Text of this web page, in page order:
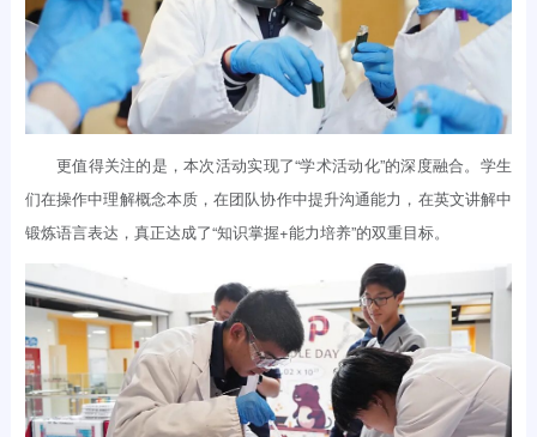
更值得关注的是，本次活动实现了“学术活动化”的深度融合。学生
们在操作中理解概念本质，在团队协作中提升沟通能力，在英文讲解中
锻炼语言表达，真正达成了“知识掌握+能力培养”的双重目标。